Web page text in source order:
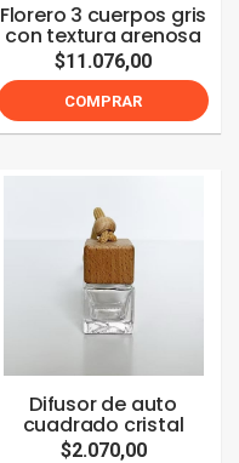
Florero 3 cuerpos gris
con textura arenosa
$11.076,00
COMPRAR
Difusor de auto
cuadrado cristal
$2.070,00